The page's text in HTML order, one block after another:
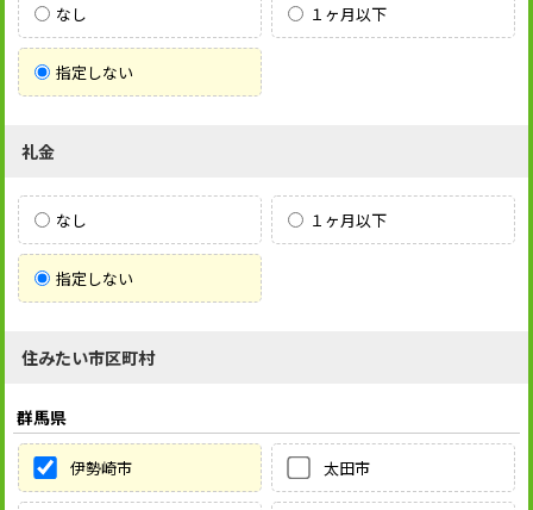
なし １ヶ月以下
指定しない
礼金
なし １ヶ月以下
指定しない
住みたい市区町村
群馬県
伊勢崎市 太田市